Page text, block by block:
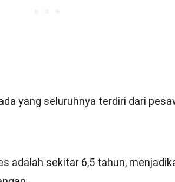
yang seluruhnya terdiri dari
adalah sekitar 6,5 tahun,